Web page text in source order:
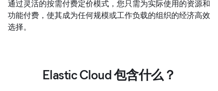
通过灵活的按需付费定价模式，您只需为实际使用的资源和
功能付费，使其成为任何规模或工作负载的组织的经济高效
选择。
Elastic Cloud 包含什么？